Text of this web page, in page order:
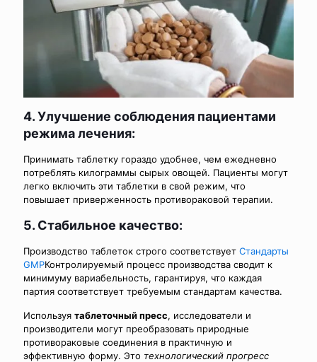
4. Улучшение соблюдения пациентами
режима лечения:
Принимать таблетку гораздо удобнее, чем ежедневно
потреблять килограммы сырых овощей. Пациенты могут
легко включить эти таблетки в свой режим, что
повышает приверженность противораковой терапии.
5. Стабильное качество:
Производство таблеток строго соответствует Стандарты
GMPКонтролируемый процесс производства сводит к
минимуму вариабельность, гарантируя, что каждая
партия соответствует требуемым стандартам качества.
Используя таблеточный пресс, исследователи и
производители могут преобразовать природные
противораковые соединения в практичную и
эффективную форму. Это технологический прогресс